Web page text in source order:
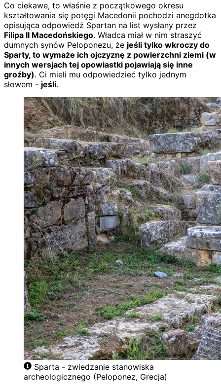
Co ciekawe, to właśnie z początkowego okresu
kształtowania się potęgi Macedonii pochodzi anegdotka
opisująca odpowiedź Spartan na list wysłany przez
Filipa II Macedońskiego. Władca miał w nim straszyć
dumnych synów Peloponezu, że jeśli tylko wkroczy do
Sparty, to wymaże ich ojczyznę z powierzchni ziemi (w
innych wersjach tej opowiastki pojawiają się inne
groźby). Ci mieli mu odpowiedzieć tylko jednym
słowem - jeśli.
Sparta - zwiedzanie stanowiska
archeologicznego (Peloponez, Grecja)